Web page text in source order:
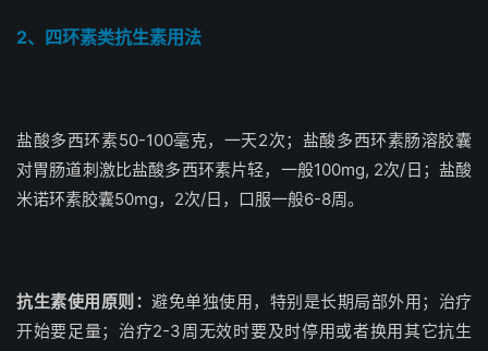
2、四环素类抗生素用法
盐酸多西环素50-100毫克，一天2次；盐酸多西环素肠溶胶囊
对胃肠道刺激比盐酸多西环素片轻，一般100mg, 2次/日；盐酸
米诺环素胶囊50mg，2次/日，口服一般6-8周。
抗生素使用原则： 避免单独使用，特别是长期局部外用；治疗
开始要足量；治疗2-3周无效时要及时停用或者换用其它抗生